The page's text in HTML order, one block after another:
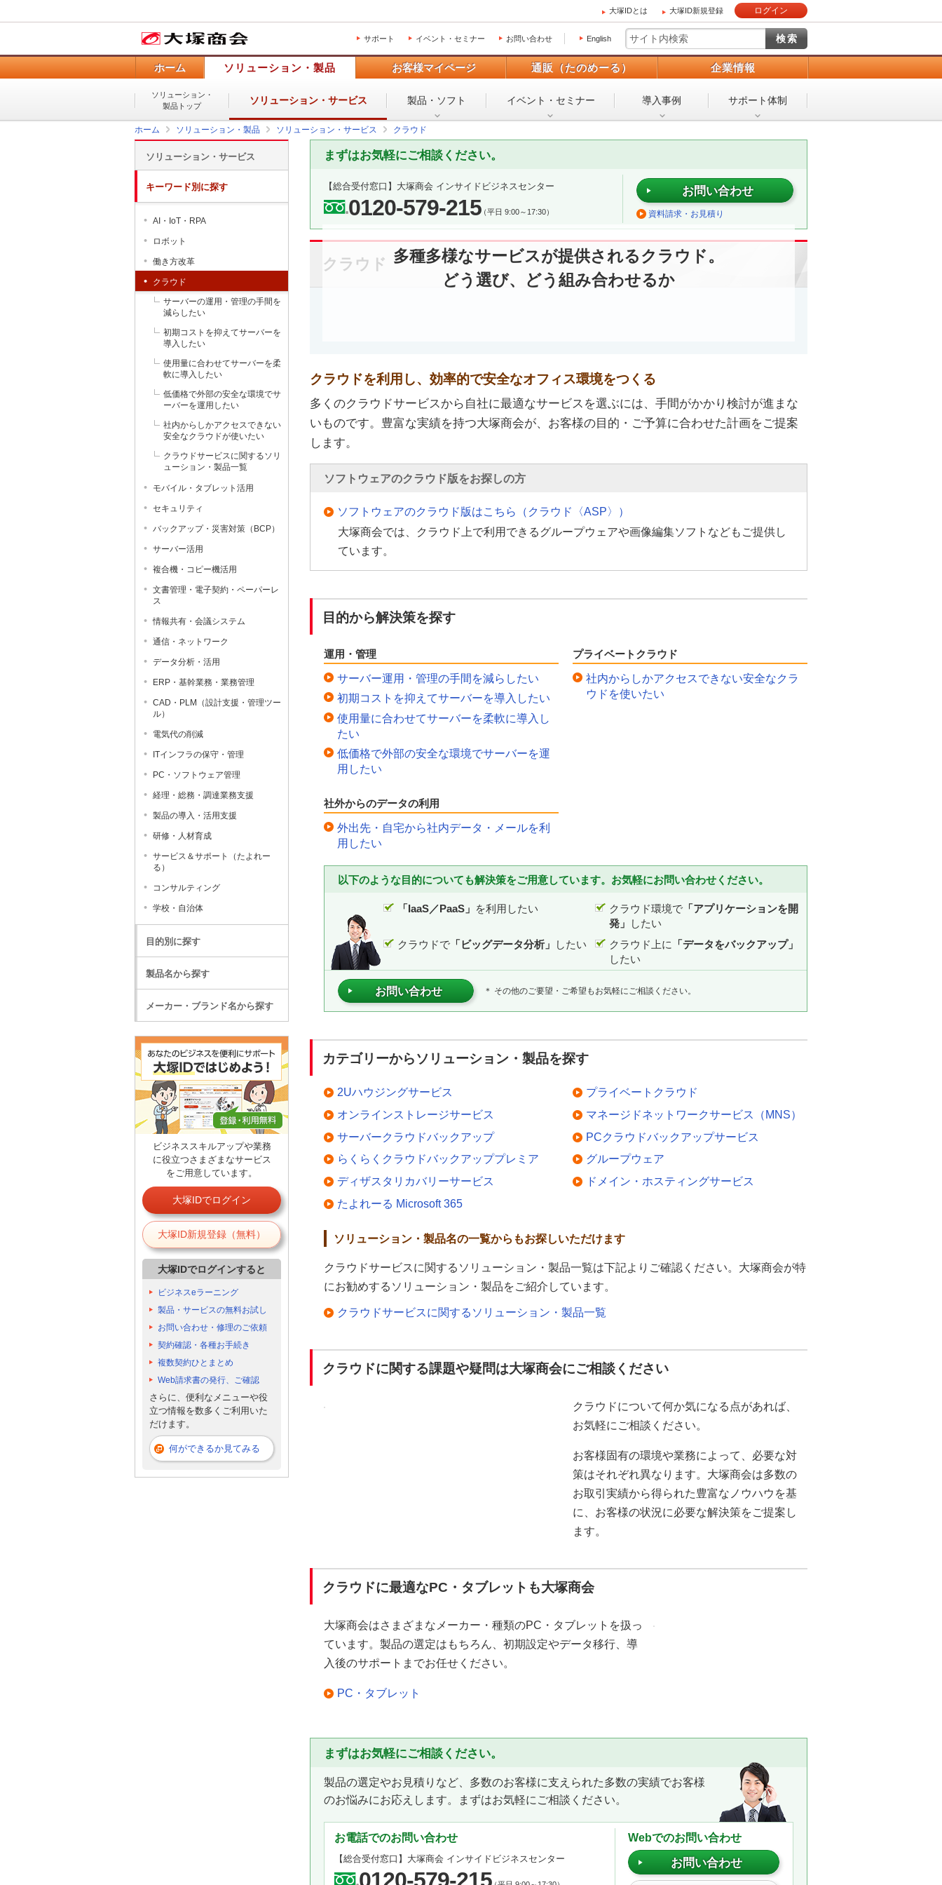
大塚IDとは 大塚ID新規登録 ログイン
サポート イベント・セミナー お問い合わせ English
ホーム ソリューション・製品 お客様マイページ 通販（たのめーる） 企業情報
ソリューション・
製品トップ
ソリューション・ サービス 製品・ソフト イベント・ セミナー 導入事例 サポート体制
ホーム ソリューション・製品 ソリューション・サービス クラウド
まずはお気軽にご相談ください。
【総合受付窓口】 大塚商会 インサイドビジネスセンター
0120-579-215（平日 9:00～17:30）
お問い合わせ
資料請求・お見積り
クラウド 多種多様なサービスが提供されるクラウド。
どう選び、どう組み合わせるか
クラウドを利用し、効率的で安全なオフィス環境をつくる
多くのクラウドサービスから自社に最適なサービスを選ぶには、手間がかかり検討が進まな
いものです。豊富な実績を持つ大塚商会が、お客様の目的・ご予算に合わせた計画をご提案
します。
ソフトウェアのクラウド版をお探しの方
ソフトウェアのクラウド版はこちら（クラウド〈ASP〉）
大塚商会では、クラウド上で利用できるグループウェアや画像編集ソフトなどもご提供し
ています。
目的から解決策を探す
運用・管理
サーバー運用・管理の手間を減らしたい
初期コストを抑えてサーバーを導入したい
使用量に合わせてサーバーを柔軟に導入し
たい
低価格で外部の安全な環境でサーバーを運
用したい
プライベートクラウド
社内からしかアクセスできない安全なクラ
ウドを使いたい
社外からのデータの利用
外出先・自宅から社内データ・メールを利
用したい
以下のような目的についても解決策をご用意しています。お気軽にお問い合わせください。
「IaaS／PaaS」 を利用したい クラウド環境で 「アプリケーションを開
発」
したい
クラウドで 「ビッグデータ分析」 したい クラウド上に
「データをバックアップ」
したい
お問い合わせ ＊ その他のご要望・ご希望もお気軽にご相談ください。
カテゴリーからソリューション・製品を探す
2Uハウジングサービス
オンラインストレージサービス
サーバークラウドバックアップ
らくらくクラウドバックアッププレミア
ディザスタリカバリーサービス
たよれーる Microsoft 365
プライベートクラウド
マネージドネットワークサービス（MNS）
PCクラウドバックアップサービス
グループウェア
ドメイン・ホスティングサービス
ソリューション・製品名の一覧からもお探しいただけます
クラウドサービスに関するソリューション・製品一覧は下記よりご確認ください。大塚商会が特
にお勧めするソリューション・製品をご紹介しています。
クラウドサービスに関するソリューション・製品一覧
クラウドに関する課題や疑問は大塚商会にご相談ください
クラウドについて何か気になる点があれば、
お気軽にご相談ください。
お客様固有の環境や業務によって、必要な対
策はそれぞれ異なります。大塚商会は多数の
お取引実績から得られた豊富なノウハウを基
に、お客様の状況に必要な解決策をご提案し
ます。
クラウドに最適なPC・タブレットも大塚商会
大塚商会はさまざまなメーカー・種類のPC・タブレットを扱っ
ています。製品の選定はもちろん、初期設定やデータ移行、導
入後のサポートまでお任せください。
PC・タブレット
まずはお気軽にご相談ください。
製品の選定やお見積りなど、多数のお客様に支えられた多数の実績でお客様
のお悩みにお応えします。まずはお気軽にご相談ください。
お電話でのお問い合わせ
【総合受付窓口】 大塚商会 インサイドビジネスセンター
0120-579-215
Webでのお問い合わせ
お問い合わせ
ソリューション・サービス
キーワード別に探す
AI・IoT・RPA
ロボット
働き方改革
クラウド
サーバーの運用・管理の手間を
減らしたい
初期コストを抑えてサーバーを
導入したい
使用量に合わせてサーバーを柔
軟に導入したい
低価格で外部の安全な環境でサ
ーバーを運用したい
社内からしかアクセスできない
安全なクラウドが使いたい
クラウドサービスに関するソリ
ューション・製品一覧
モバイル・タブレット活用
セキュリティ
バックアップ・災害対策（BCP）
サーバー活用
複合機・コピー機活用
文書管理・電子契約・ペーパーレ
ス
情報共有・会議システム
通信・ネットワーク
データ分析・活用
ERP・基幹業務・業務管理
CAD・PLM（設計支援・管理ツー
ル）
電気代の削減
ITインフラの保守・管理
PC・ソフトウェア管理
経理・総務・調達業務支援
製品の導入・活用支援
研修・人材育成
サービス＆サポート（たよれー
る）
コンサルティング
学校・自治体
目的別に探す
製品名から探す
メーカー・ブランド名から探す
ビジネススキルアップや業務
に役立つさまざまなサービス
をご用意しています。
大塚IDでログイン
大塚ID新規登録（無料）
大塚IDでログインすると
ビジネスeラーニング
製品・サービスの無料お試し
お問い合わせ・修理のご依頼
契約確認・各種お手続き
複数契約ひとまとめ
Web請求書の発行、ご確認
さらに、便利なメニューや役
立つ情報を数多くご利用いた
だけます。
何ができるか見てみる